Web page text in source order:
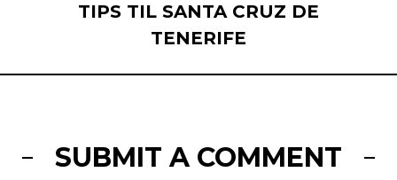
NAVIGATION
TIPS TIL SANTA CRUZ DE
TENERIFE
SUBMIT A COMMENT